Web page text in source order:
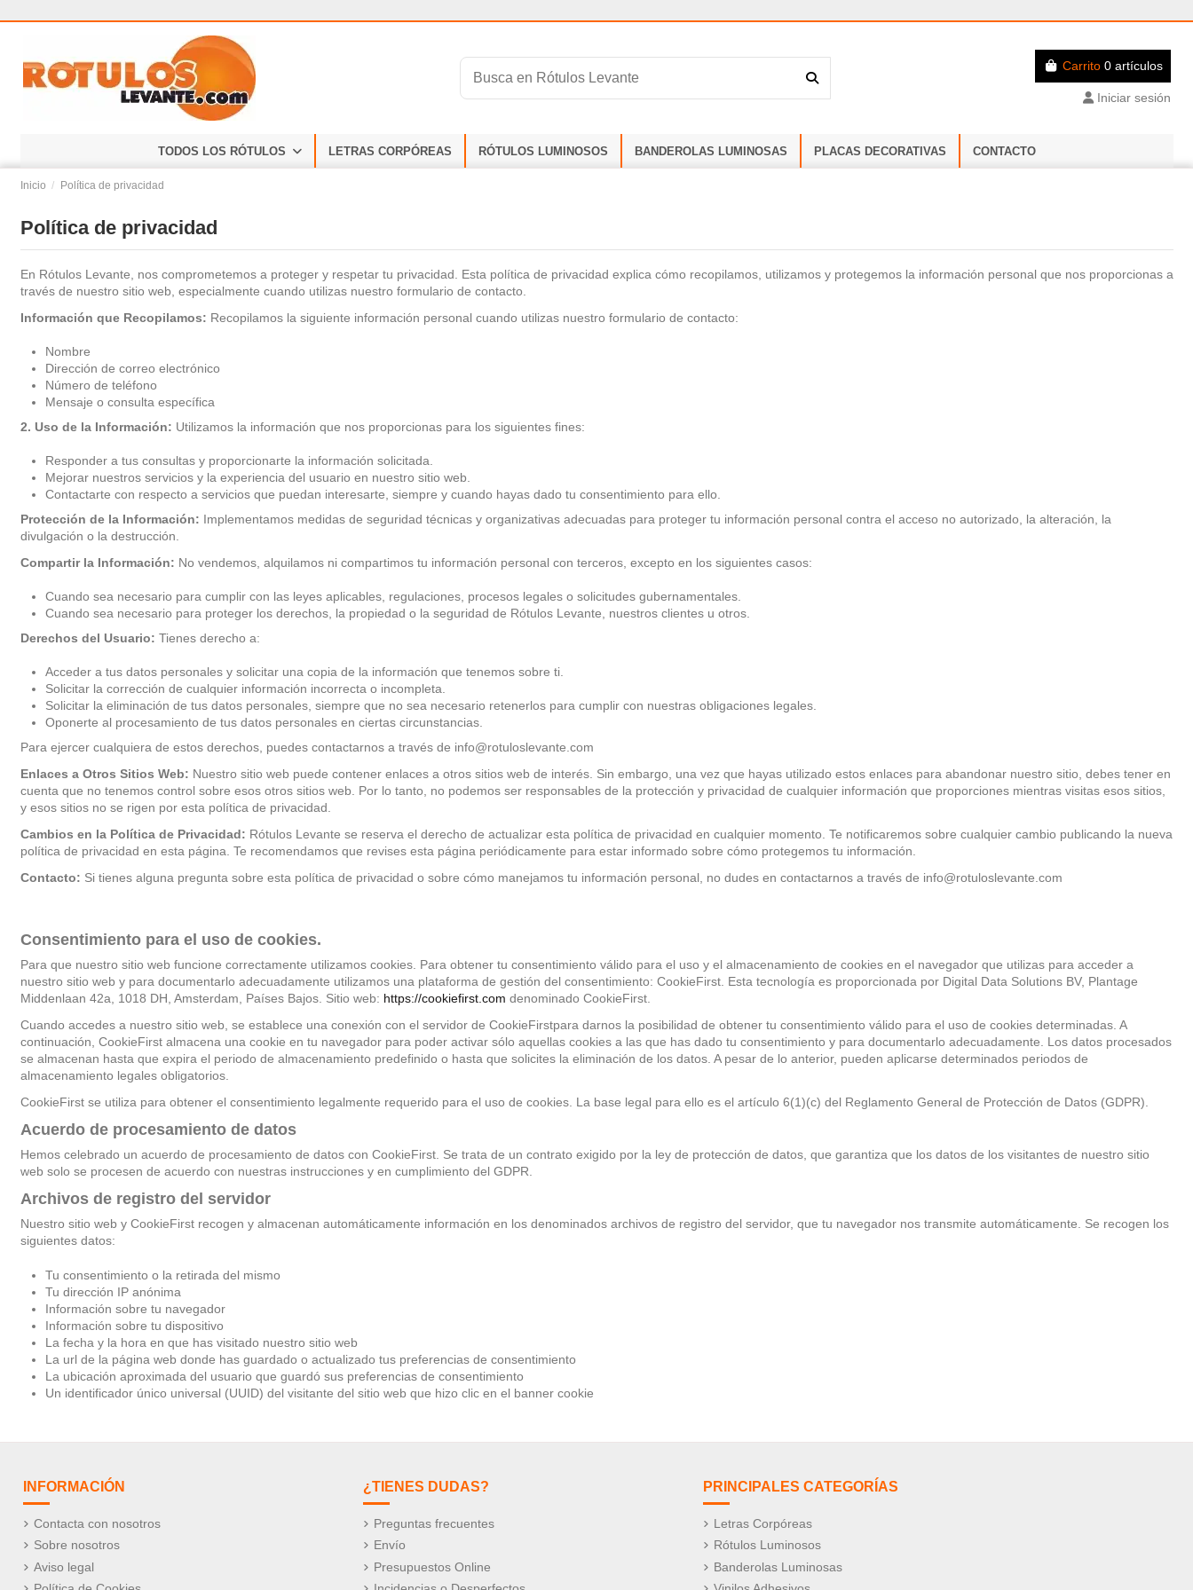
Carrito 0 artículos
Iniciar sesión
TODOS LOS RÓTULOS LETRAS CORPÓREAS RÓTULOS LUMINOSOS BANDEROLAS LUMINOSAS PLACAS DECORATIVAS CONTACTO
Inicio Política de privacidad
Política de privacidad
En Rótulos Levante, nos comprometemos a proteger y respetar tu privacidad. Esta política de privacidad explica cómo recopilamos, utilizamos y protegemos la información personal que nos proporcionas a
través de nuestro sitio web, especialmente cuando utilizas nuestro formulario de contacto.
Información que Recopilamos: Recopilamos la siguiente información personal cuando utilizas nuestro formulario de contacto:
Nombre
Dirección de correo electrónico
Número de teléfono
Mensaje o consulta específica
2. Uso de la Información: Utilizamos la información que nos proporcionas para los siguientes fines:
Responder a tus consultas y proporcionarte la información solicitada.
Mejorar nuestros servicios y la experiencia del usuario en nuestro sitio web.
Contactarte con respecto a servicios que puedan interesarte, siempre y cuando hayas dado tu consentimiento para ello.
Protección de la Información: Implementamos medidas de seguridad técnicas y organizativas adecuadas para proteger tu información personal contra el acceso no autorizado, la alteración, la
divulgación o la destrucción.
Compartir la Información: No vendemos, alquilamos ni compartimos tu información personal con terceros, excepto en los siguientes casos:
Cuando sea necesario para cumplir con las leyes aplicables, regulaciones, procesos legales o solicitudes gubernamentales.
Cuando sea necesario para proteger los derechos, la propiedad o la seguridad de Rótulos Levante, nuestros clientes u otros.
Derechos del Usuario: Tienes derecho a:
Acceder a tus datos personales y solicitar una copia de la información que tenemos sobre ti.
Solicitar la corrección de cualquier información incorrecta o incompleta.
Solicitar la eliminación de tus datos personales, siempre que no sea necesario retenerlos para cumplir con nuestras obligaciones legales.
Oponerte al procesamiento de tus datos personales en ciertas circunstancias.
Para ejercer cualquiera de estos derechos, puedes contactarnos a través de info@rotuloslevante.com
Enlaces a Otros Sitios Web: Nuestro sitio web puede contener enlaces a otros sitios web de interés. Sin embargo, una vez que hayas utilizado estos enlaces para abandonar nuestro sitio, debes tener en
cuenta que no tenemos control sobre esos otros sitios web. Por lo tanto, no podemos ser responsables de la protección y privacidad de cualquier información que proporciones mientras visitas esos sitios,
y esos sitios no se rigen por esta política de privacidad.
Cambios en la Política de Privacidad: Rótulos Levante se reserva el derecho de actualizar esta política de privacidad en cualquier momento. Te notificaremos sobre cualquier cambio publicando la nueva
política de privacidad en esta página. Te recomendamos que revises esta página periódicamente para estar informado sobre cómo protegemos tu información.
Contacto: Si tienes alguna pregunta sobre esta política de privacidad o sobre cómo manejamos tu información personal, no dudes en contactarnos a través de info@rotuloslevante.com
Consentimiento para el uso de cookies.
Para que nuestro sitio web funcione correctamente utilizamos cookies. Para obtener tu consentimiento válido para el uso y el almacenamiento de cookies en el navegador que utilizas para acceder a
nuestro sitio web y para documentarlo adecuadamente utilizamos una plataforma de gestión del consentimiento: CookieFirst. Esta tecnología es proporcionada por Digital Data Solutions BV, Plantage
Middenlaan 42a, 1018 DH, Amsterdam, Países Bajos. Sitio web: https://cookiefirst.com denominado CookieFirst.
Cuando accedes a nuestro sitio web, se establece una conexión con el servidor de CookieFirstpara darnos la posibilidad de obtener tu consentimiento válido para el uso de cookies determinadas. A
continuación, CookieFirst almacena una cookie en tu navegador para poder activar sólo aquellas cookies a las que has dado tu consentimiento y para documentarlo adecuadamente. Los datos procesados
se almacenan hasta que expira el periodo de almacenamiento predefinido o hasta que solicites la eliminación de los datos. A pesar de lo anterior, pueden aplicarse determinados periodos de
almacenamiento legales obligatorios.
CookieFirst se utiliza para obtener el consentimiento legalmente requerido para el uso de cookies. La base legal para ello es el artículo 6(1)(c) del Reglamento General de Protección de Datos (GDPR).
Acuerdo de procesamiento de datos
Hemos celebrado un acuerdo de procesamiento de datos con CookieFirst. Se trata de un contrato exigido por la ley de protección de datos, que garantiza que los datos de los visitantes de nuestro sitio
web solo se procesen de acuerdo con nuestras instrucciones y en cumplimiento del GDPR.
Archivos de registro del servidor
Nuestro sitio web y CookieFirst recogen y almacenan automáticamente información en los denominados archivos de registro del servidor, que tu navegador nos transmite automáticamente. Se recogen los
siguientes datos:
Tu consentimiento o la retirada del mismo
Tu dirección IP anónima
Información sobre tu navegador
Información sobre tu dispositivo
La fecha y la hora en que has visitado nuestro sitio web
La url de la página web donde has guardado o actualizado tus preferencias de consentimiento
La ubicación aproximada del usuario que guardó sus preferencias de consentimiento
Un identificador único universal (UUID) del visitante del sitio web que hizo clic en el banner cookie
INFORMACIÓN
Contacta con nosotros
Sobre nosotros
Aviso legal
¿TIENES DUDAS?
Preguntas frecuentes
Envío
Presupuestos Online
PRINCIPALES CATEGORÍAS
Letras Corpóreas
Rótulos Luminosos
Banderolas Luminosas